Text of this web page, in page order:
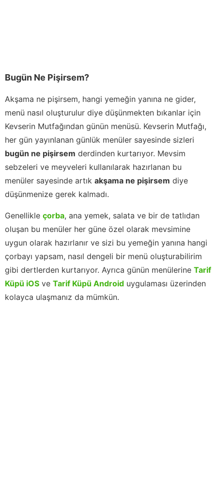
Bugün Ne Pişirsem?
Akşama ne pişirsem, hangi yemeğin yanına ne gider,
menü nasıl oluşturulur diye düşünmekten bıkanlar için
Kevserin Mutfağından günün menüsü. Kevserin Mutfağı,
her gün yayınlanan günlük menüler sayesinde sizleri
bugün ne pişirsem derdinden kurtarıyor. Mevsim
sebzeleri ve meyveleri kullanılarak hazırlanan bu
menüler sayesinde artık akşama ne pişirsem diye
düşünmenize gerek kalmadı.
Genellikle çorba, ana yemek, salata ve bir de tatlıdan
oluşan bu menüler her güne özel olarak mevsimine
uygun olarak hazırlanır ve sizi bu yemeğin yanına hangi
çorbayı yapsam, nasıl dengeli bir menü oluşturabilirim
gibi dertlerden kurtarıyor. Ayrıca günün menülerine Tarif
Küpü iOS ve Tarif Küpü Android uygulaması üzerinden
kolayca ulaşmanız da mümkün.